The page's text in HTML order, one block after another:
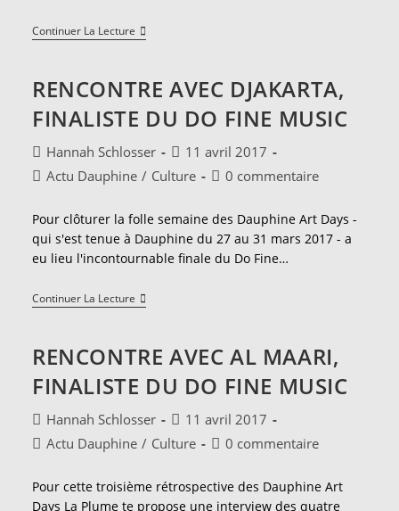
Continuer La LectureRencontre
Avec
De
Coeur
Du
Public
Do
Fine
RENCONTRE AVEC DJAKARTA,
FINALISTE DU DO FINE MUSIC
Auteur/autrice
de
Hannah Schlosser
Publication
publiée :
11 avril 2017
PostActu Dauphine / Culture
Commentaires
la
publication :
0 commentaire
Pour clôturer la folle semaine des Dauphine Art Days -
qui s'est tenue à Dauphine du 27 au 31 mars 2017 - a
eu lieu l'incontournable finale du Do Fine…
Continuer La LectureRencontre
Avec
Du
Do
Fine
Music
RENCONTRE AVEC AL MAARI,
FINALISTE DU DO FINE MUSIC
Auteur/autrice
de
Hannah Schlosser
Publication
publiée :
11 avril 2017
PostActu Dauphine / Culture
Commentaires
la
publication :
0 commentaire
Pour cette troisième rétrospective des Dauphine Art
Days La Plume te propose une interview des quatre